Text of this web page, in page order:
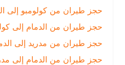
حجز طيران من كولومبو إلى الدمام
حجز طيران من الدمام إلى كولومبو
حجز طيران من مدريد إلى الدمام
|
حجز طيران من الدمام إلى مدريد |